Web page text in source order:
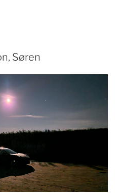
Søren